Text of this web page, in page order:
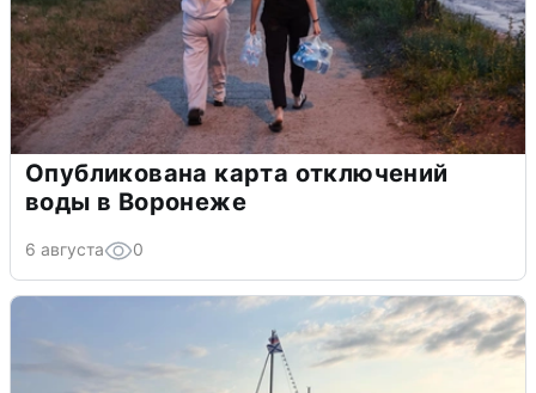
Опубликована карта отключений
воды в Воронеже
6 августа 0